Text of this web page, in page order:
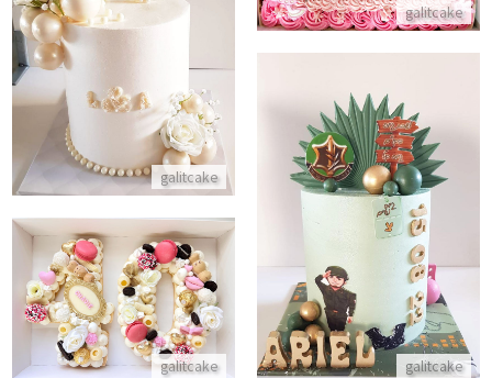
galitcake
עוגת יום נישואין עם טבעת galitcake
galitcake
עוגת גיוס לצהל
התקשר/י
galitcake
עוגת מספרים עם שוקולדים לגיל
התקשר/י